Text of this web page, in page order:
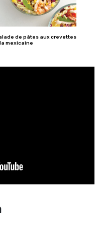
de pâtes aux crevettes
mexicaine